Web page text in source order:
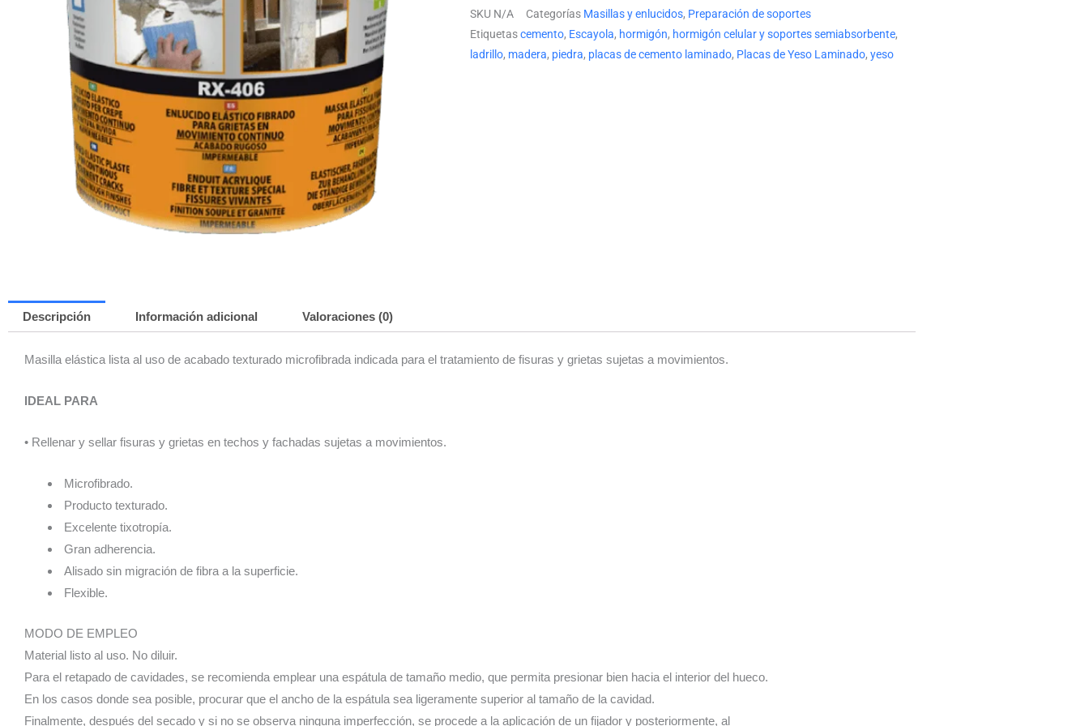
51.61 €
SKU N/A Categorías Masillas y enlucidos, Preparación de soportes
Etiquetascemento, Escayola, hormigón, hormigón celular y soportes semiabsorbente,
ladrillo, madera, piedra, placas de cemento laminado, Placas de Yeso Laminado, yeso
Descripción Información adicional Valoraciones (0)
Masilla elástica lista al uso de acabado texturado microfibrada indicada para el tratamiento de fisuras y grietas sujetas a movimientos.
IDEAL PARA
• Rellenar y sellar fisuras y grietas en techos y fachadas sujetas a movimientos.
Microfibrado.
Producto texturado.
Excelente tixotropía.
Gran adherencia.
Alisado sin migración de fibra a la superficie.
Flexible.
MODO DE EMPLEO
Material listo al uso. No diluir.
Para el retapado de cavidades, se recomienda emplear una espátula de tamaño medio, que permita presionar bien hacia el interior del hueco.
En los casos donde sea posible, procurar que el ancho de la espátula sea ligeramente superior al tamaño de la cavidad.
Finalmente, después del secado y si no se observa ninguna imperfección, se procede a la aplicación de un fijador y posteriormente, al